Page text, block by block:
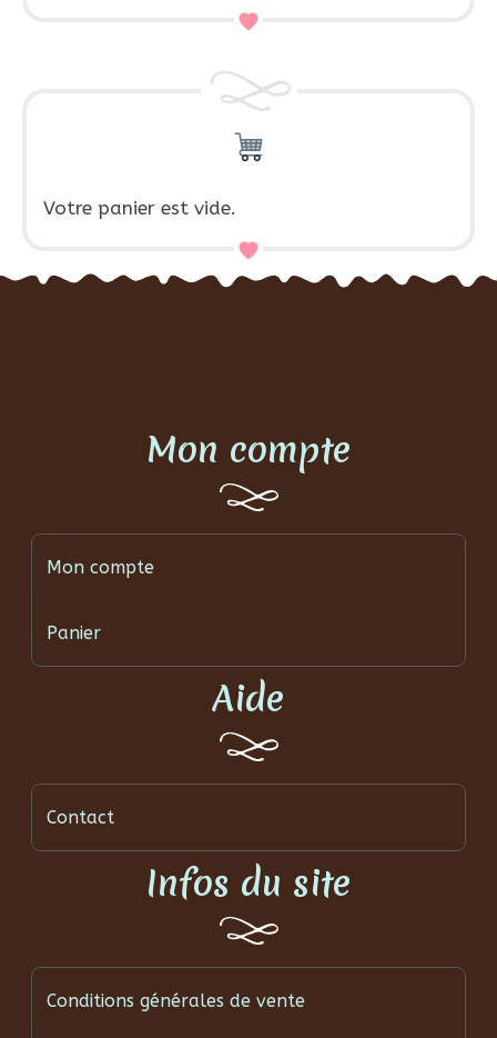
Votre panier est vide.
Mon compte
Mon compte
Panier
Aide
Contact
Infos du site
Conditions générales de vente